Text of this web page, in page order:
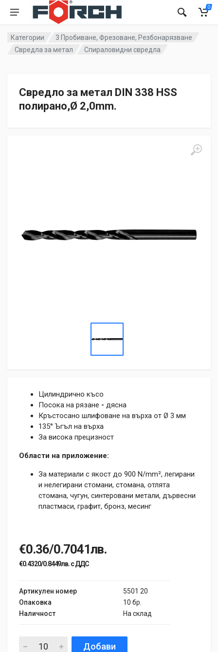
0
Категории
3 Пробиване, Фрезоване, Резбонарязване
Свредла за метал
Спираловидни свредла
Свредло за метал DIN 338 HSS
полирано,Ø 2,0mm.
Цилиндрично късо
Посока на рязане - дясна
Кръстосано шлифоване на върха от Ø 3 мм
135° Ъгъл на върха
За висока прецизност
Области на приложение:
За материали с якост до 900 N/mm², легирани
и нелегирани стомани, стомана, отлята
стомана, чугун, синтеровани метали, дървесни
пластмаси, графит, бронз, месинг
€0.36/0.7041лв.
€0.4320/0.8449лв. с ДДС
Артикулен номер
5501 20
Опаковка
10 бр.
Наличност
На склад
Добави